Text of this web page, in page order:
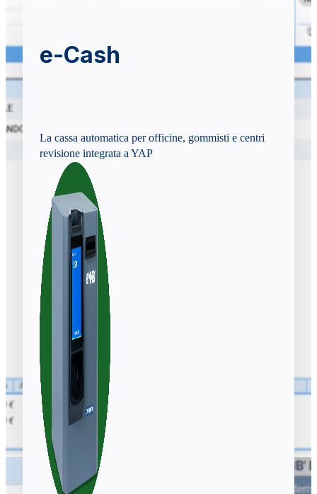
e-Cash
La cassa automatica per officine, gommisti e centri
revisione integrata a YAP